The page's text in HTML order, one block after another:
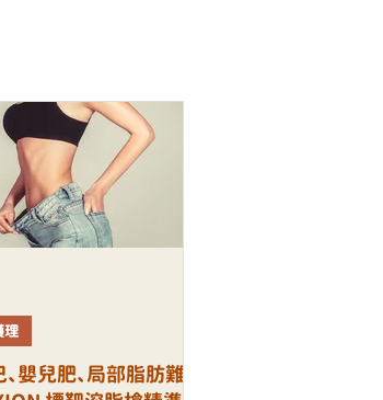
嬰兒肥、局部脂肪難
理